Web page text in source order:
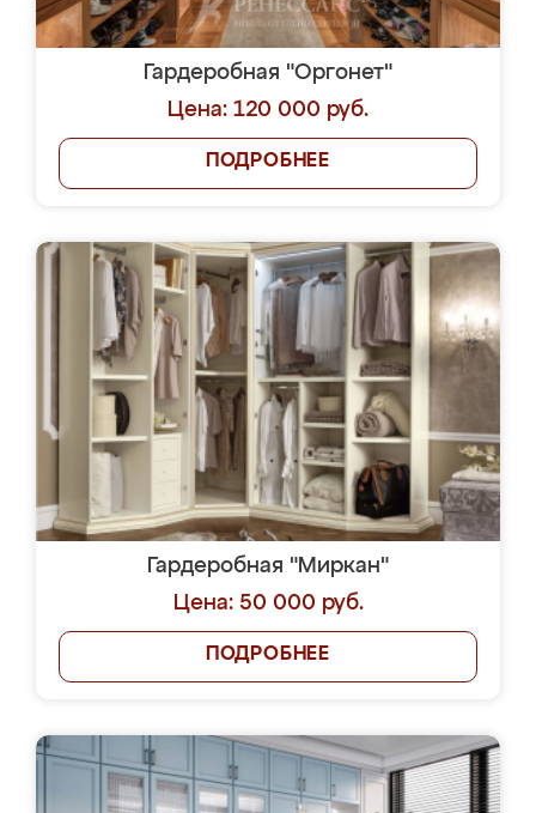
Гардеробная "Оргонет"
Цена: 120 000 руб.
ПОДРОБНЕЕ
Гардеробная "Миркан"
Цена: 50 000 руб.
ПОДРОБНЕЕ